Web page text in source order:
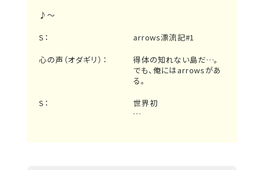
♪～
S：
arrows漂流記#1
心の声（オダギリ）：
得体の知れない島だ…。
でも、俺にはarrowsがあ
る。
S：
世界初
…